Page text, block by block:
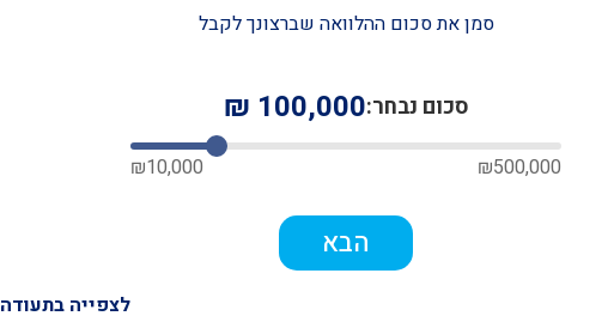
סמן את סכום ההלוואה שברצונך לקבל
סכום נבחר:100,000
₪
10,000
₪ 500,000
₪
הבא
לצפייה בתעודה